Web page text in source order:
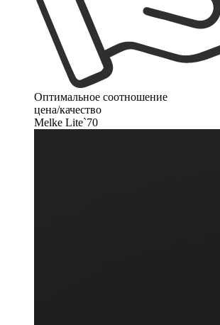
Оптимальное соотношение
цена/качество
Melke Lite`70